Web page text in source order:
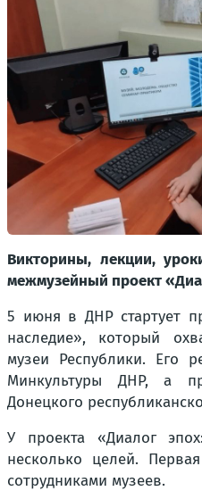
Викторины, лекции,
межмузейный проект
5 июня в ДНР стартует
наследие», который
музеи Республики. Его
Минкультуры ДНР, а
Донецкого
У проекта «Диалог
несколько целей.
сотрудниками музеев.